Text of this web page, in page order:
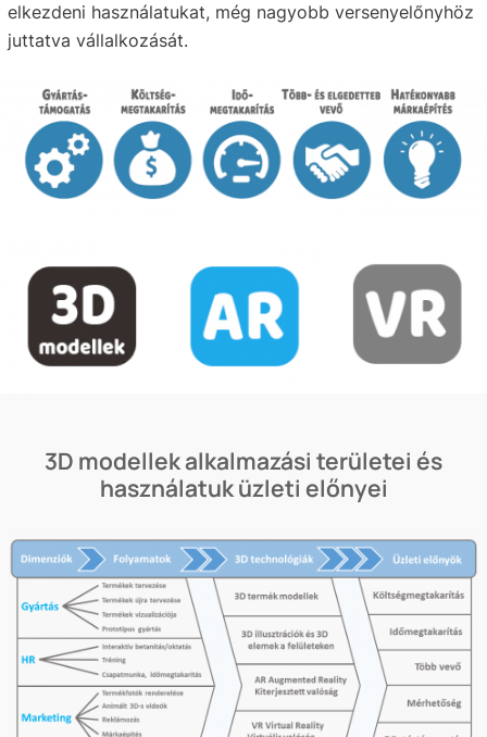
elkezdeni használatukat, még nagyobb versenyelőnyhöz
juttatva vállalkozását.
3D modellek alkalmazási területei és
használatuk üzleti előnyei